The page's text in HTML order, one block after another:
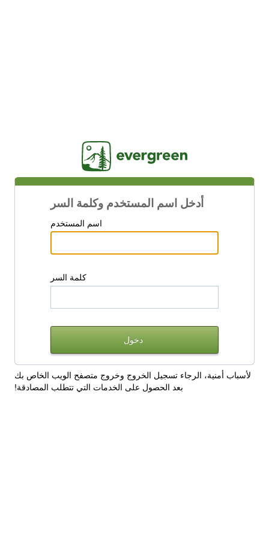
أدخل اسم المستخدم وكلمة السر
اسم المستخدم
كلمة السر
لأسباب أمنية، الرجاء تسجيل الخروج وخروج متصفح الويب الخاص بك
بعد الحصول على الخدمات التي تتطلب المصادقة!